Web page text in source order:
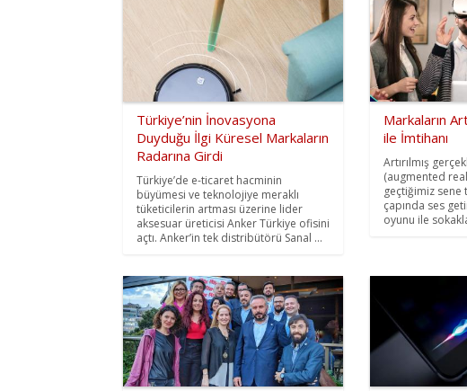
Türkiye’nin İnovasyona
Duyduğu İlgi Küresel Markaların
Radarına Girdi
Türkiye’de e-ticaret hacminin
büyümesi ve teknolojiye meraklı
tüketicilerin artması üzerine lider
aksesuar üreticisi Anker Türkiye ofisini
açtı. Anker’in tek distribütörü Sanal ...
Markaların
ile İmtihanı
Artırılmış
(augmented
geçtiğimiz sene
çapında ses
oyunu ile